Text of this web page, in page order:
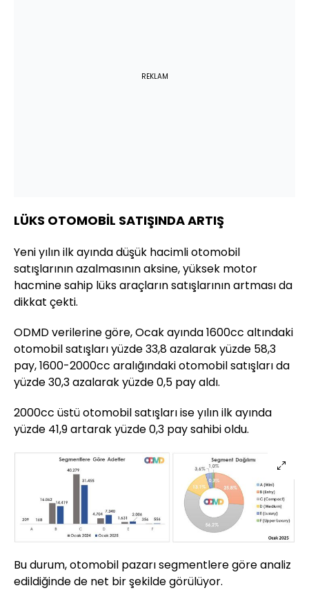
REKLAM
LÜKS OTOMOBİL SATIŞINDA ARTIŞ
Yeni yılın ilk ayında düşük hacimli otomobil
satışlarının azalmasının aksine, yüksek motor
hacmine sahip lüks araçların satışlarının artması da
dikkat çekti.
ODMD verilerine göre, Ocak ayında 1600cc altındaki
otomobil satışları yüzde 33,8 azalarak yüzde 58,3
pay, 1600-2000cc aralığındaki otomobil satışları da
yüzde 30,3 azalarak yüzde 0,5 pay aldı.
2000cc üstü otomobil satışları ise yılın ilk ayında
yüzde 41,9 artarak yüzde 0,3 pay sahibi oldu.
Bu durum, otomobil pazarı segmentlere göre analiz
edildiğinde de net bir şekilde görülüyor.